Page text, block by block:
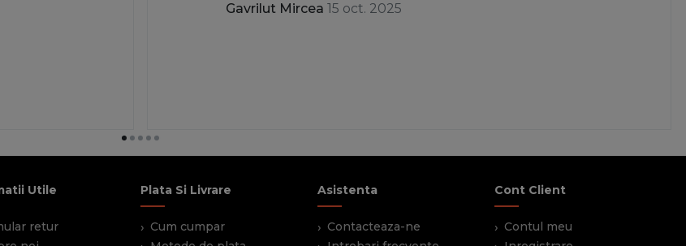
Gavrilut Mircea 15 oct. 2025
Utile
retur
Plata Si Livrare
Cum cumpar
Asistenta
Contacteaza-ne
Cont Client
Contul meu